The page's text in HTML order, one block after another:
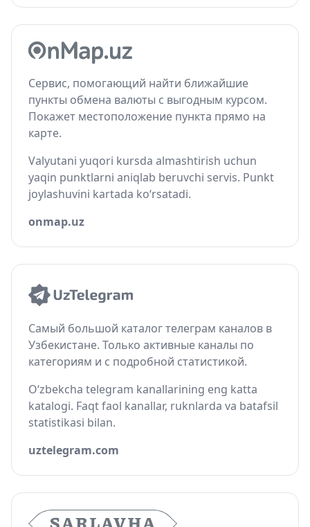
Сервис, помогающий найти ближайшие
пункты обмена валюты с выгодным курсом.
Покажет местоположение пункта прямо на
карте.
Valyutani yuqori kursda almashtirish uchun
yaqin punktlarni aniqlab beruvchi servis. Punkt
joylashuvini kartada ko‘rsatadi.
onmap.uz
Самый большой каталог телеграм каналов в
Узбекистане. Только активные каналы по
категориям и с подробной статистикой.
O‘zbekcha telegram kanallarining eng katta
katalogi. Faqt faol kanallar, ruknlarda va batafsil
statistikasi bilan.
uztelegram.com